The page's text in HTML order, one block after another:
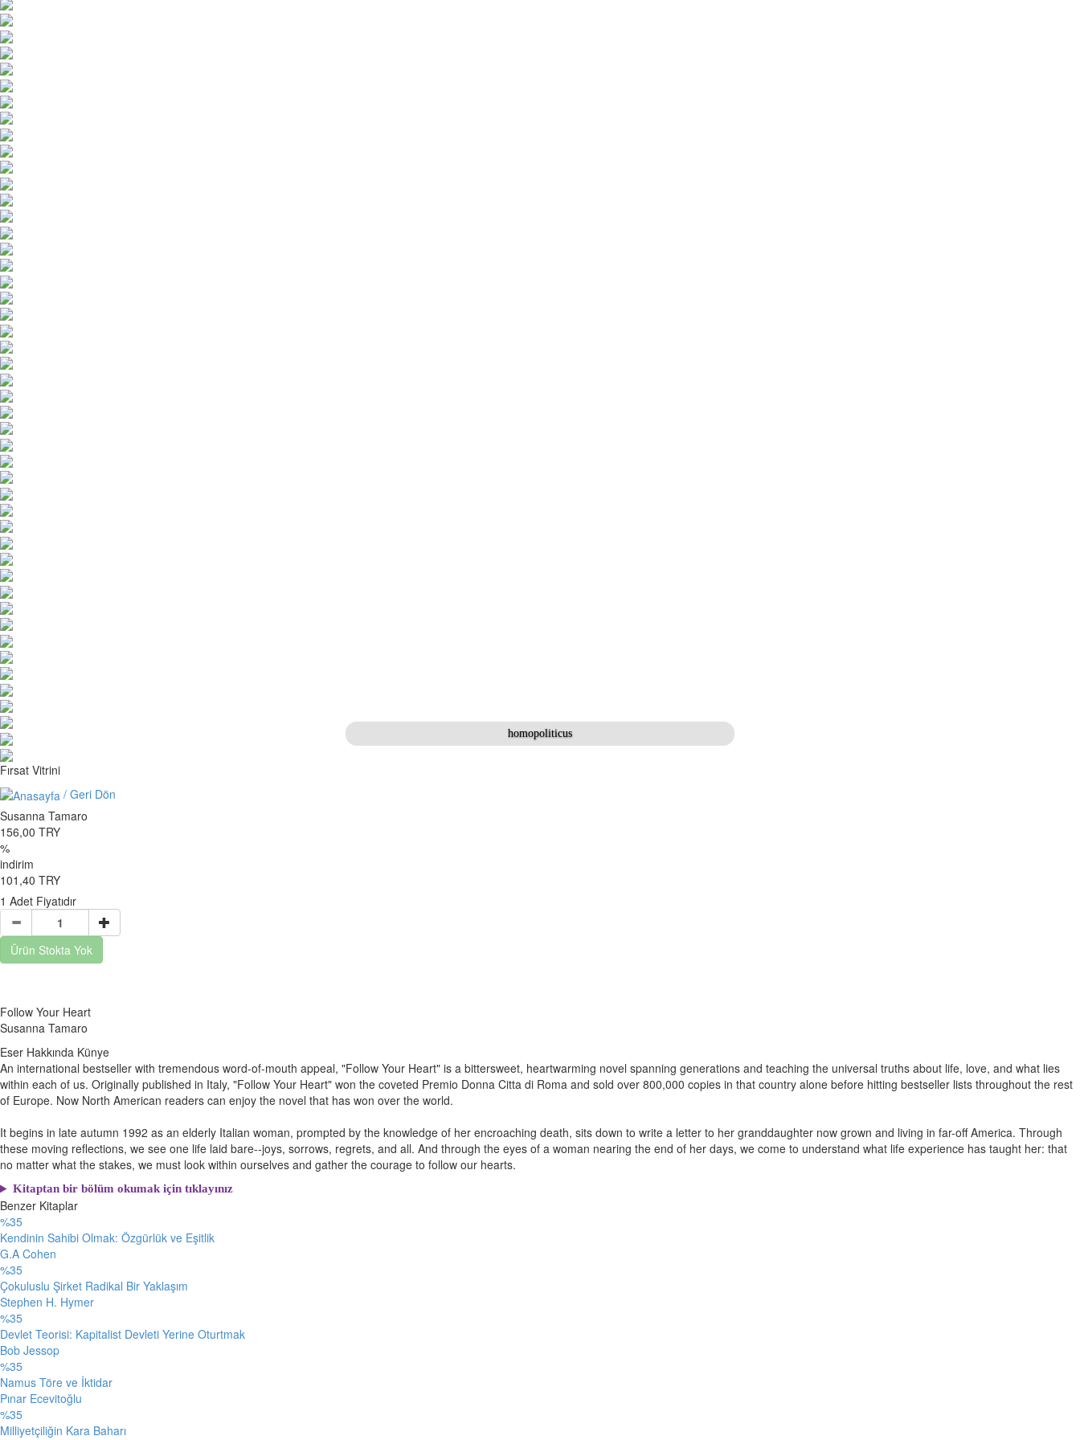
homopoliticus
Previous
Next
Fırsat Vitrini
/ Geri Dön
Susanna Tamaro
156,00 TRY
%
indirim
101,40 TRY
1 Adet Fiyatıdır
Ürün Stokta Yok
Follow Your Heart
Susanna Tamaro
Eser Hakkında Künye
An international bestseller with tremendous word-of-mouth appeal, "Follow Your Heart" is a bittersweet, heartwarming novel spanning generations and teaching the universal truths about life, love, and what lies
within each of us. Originally published in Italy, "Follow Your Heart" won the coveted Premio Donna Citta di Roma and sold over 800,000 copies in that country alone before hitting bestseller lists throughout the rest
of Europe. Now North American readers can enjoy the novel that has won over the world.
It begins in late autumn 1992 as an elderly Italian woman, prompted by the knowledge of her encroaching death, sits down to write a letter to her granddaughter now grown and living in far-off America. Through
these moving reflections, we see one life laid bare--joys, sorrows, regrets, and all. And through the eyes of a woman nearing the end of her days, we come to understand what life experience has taught her: that
no matter what the stakes, we must look within ourselves and gather the courage to follow our hearts.
Kitaptan bir bölüm okumak için tıklayınız
Benzer Kitaplar
%35
Kendinin Sahibi Olmak: Özgürlük ve Eşitlik
G.A Cohen
%35
Çokuluslu Şirket Radikal Bir Yaklaşım
Stephen H. Hymer
%35
Devlet Teorisi: Kapitalist Devleti Yerine Oturtmak
Bob Jessop
%35
Namus Töre ve İktidar
Pınar Ecevitoğlu
%35
Milliyetçiliğin Kara Baharı